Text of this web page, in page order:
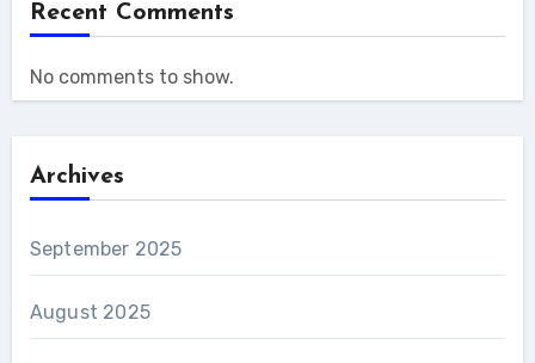
Recent Comments
No comments to show.
Archives
September 2025
August 2025